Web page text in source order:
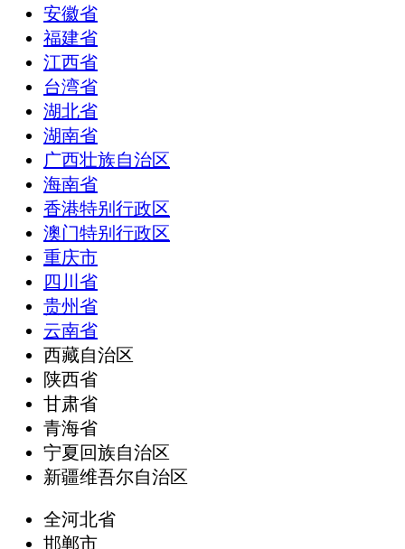
安徽省
福建省
江西省
台湾省
湖北省
湖南省
广西壮族自治区
海南省
香港特别行政区
澳门特别行政区
重庆市
四川省
贵州省
云南省
西藏自治区
陕西省
甘肃省
青海省
宁夏回族自治区
新疆维吾尔自治区
全河北省
邯郸市